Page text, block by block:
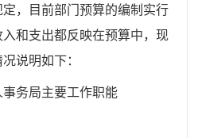
，目前部门预算的编制实行
和支出都反映在预算中，现
说明如下：
务局主要工作职能